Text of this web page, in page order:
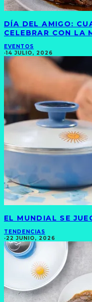
DÍA DEL AMIGO:
CELEBRAR CON LA
EVENTOS
·14 JULIO, 2026
EL MUNDIAL SE
TENDENCIAS
·22 JUNIO, 2026